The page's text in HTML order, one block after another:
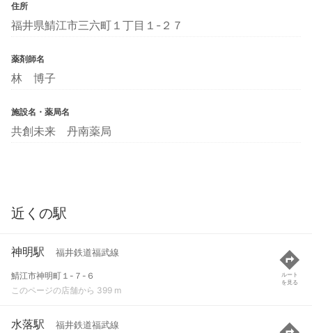
住所
福井県鯖江市三六町１丁目１-２７
薬剤師名
林 博子
施設名・薬局名
共創未来 丹南薬局
近くの駅
神明駅 福井鉄道福武線
鯖江市神明町１-７-６
このページの店舗から 399 m
ルート
を見る
水落駅 福井鉄道福武線